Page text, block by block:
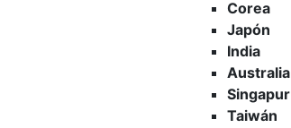
Corea
Japón
India
Australia
Singapur
Taiwán